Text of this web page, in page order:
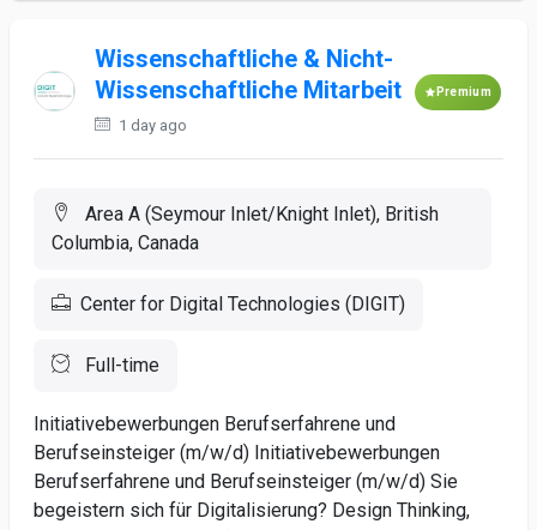
Wissenschaftliche & Nicht-
Wissenschaftliche Mitarbeit
Premium
1 day ago
Area A (Seymour Inlet/Knight Inlet), British
Columbia, Canada
Center for Digital Technologies (DIGIT)
Full-time
Initiativebewerbungen Berufserfahrene und
Berufseinsteiger (m/w/d) Initiativebewerbungen
Berufserfahrene und Berufseinsteiger (m/w/d) Sie
begeistern sich für Digitalisierung? Design Thinking,